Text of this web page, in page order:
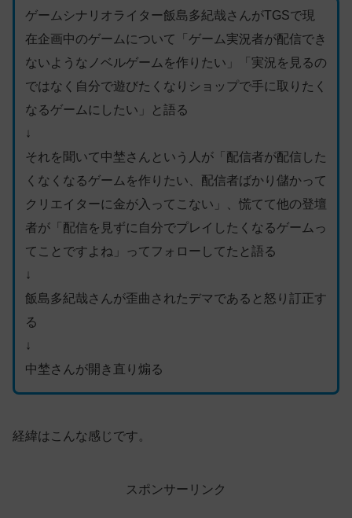
ゲームシナリオライター飯島多紀哉さんがTGSで現
在企画中のゲームについて「ゲーム実況者が配信でき
ないようなノベルゲームを作りたい」「実況を見るの
ではなく自分で遊びたくなりショップで手に取りたく
なるゲームにしたい」と語る
↓
それを聞いて中埜さんという人が「配信者が配信した
くなくなるゲームを作りたい、配信者ばかり儲かって
クリエイターに金が入ってこない」、慌てて他の登壇
者が「配信を見ずに自分でプレイしたくなるゲームっ
てことですよね」ってフォローしてたと語る
↓
飯島多紀哉さんが歪曲されたデマであると怒り訂正す
る
↓
中埜さんが開き直り煽る
経緯はこんな感じです。
スポンサーリンク